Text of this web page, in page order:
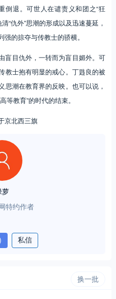
倒退。可世人在谴责义和团之“狂
“仇外”思潮的形成以及迅速蔓延，
的掠夺与传教士的骄横。
目仇外，一转而为盲目媚外。可
教士抱有明显的戒心。丁韪良的被
思潮在教育界的反映。也可以说，
等教育”的时代的结束。
北西三旗
萝
特约作者
私信
换一批